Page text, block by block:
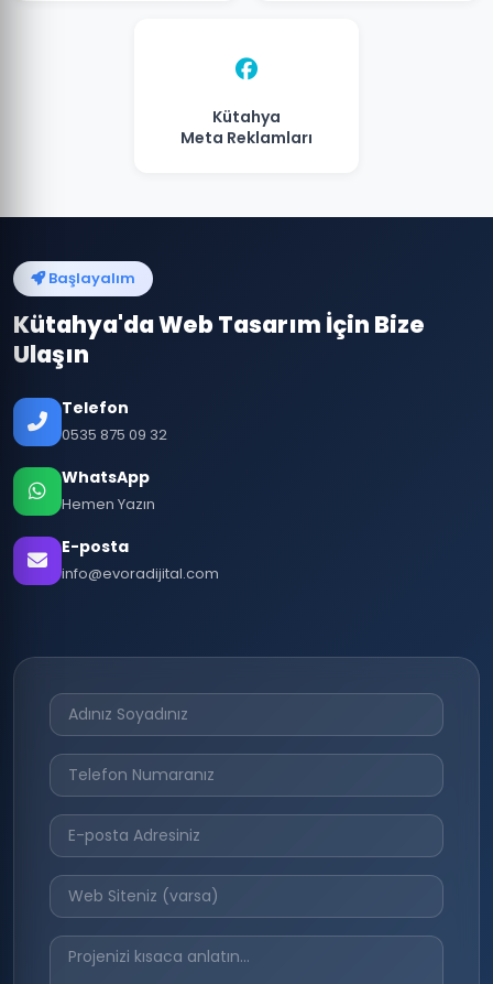
Kütahya
Meta Reklamları
Başlayalım
Kütahya'da Web Tasarım İçin Bize
Ulaşın
Telefon
0535 875 09 32
WhatsApp
Hemen Yazın
E-posta
info@evoradijital.com